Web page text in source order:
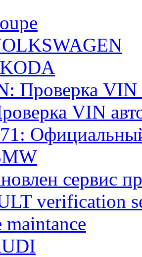
Проверка VIN
VIN
сервис
verification
maintance